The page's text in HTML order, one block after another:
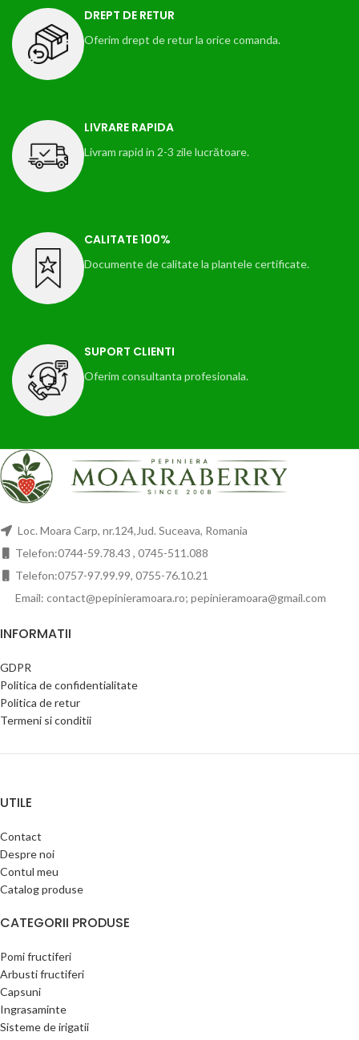
DREPT DE RETUR
Oferim drept de retur la orice comanda.
LIVRARE RAPIDA
Livram rapid in 2-3 zile lucrătoare.
CALITATE 100%
Documente de calitate la plantele certificate.
SUPORT CLIENTI
Oferim consultanta profesionala.
Loc. Moara Carp, nr.124,Jud. Suceava, Romania
Telefon:0744-59.78.43 , 0745-511.088
Telefon:0757-97.99.99, 0755-76.10.21
Email: contact@pepinieramoara.ro; pepinieramoara@gmail.com
INFORMATII
GDPR
Politica de confidentialitate
Politica de retur
Termeni si conditii
UTILE
Contact
Despre noi
Contul meu
Catalog produse
CATEGORII PRODUSE
Pomi fructiferi
Arbusti fructiferi
Capsuni
Ingrasaminte
Sisteme de irigatii